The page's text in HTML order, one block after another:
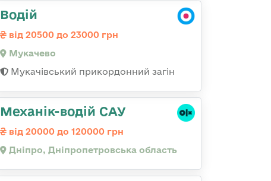
Водій
від 20500 до 23000 грн
Мукачево
Мукачівський прикордонний загін
Механік-водій САУ
від 20000 до 120000 грн
Дніпро, Дніпропетровська область